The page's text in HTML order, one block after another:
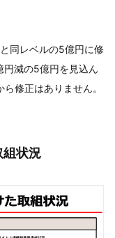
同レベルの5億円に修
円減の5億円を見込ん
修正はありません。
組状況